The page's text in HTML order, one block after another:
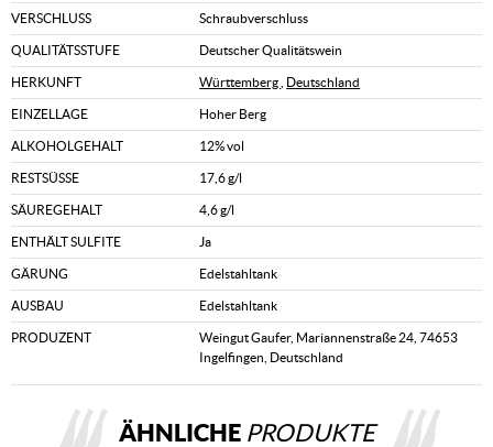
VERSCHLUSS Schraubverschluss
QUALITÄTSSTUFE Deutscher Qualitätswein
HERKUNFT Württemberg Deutschland
EINZELLAGE Hoher Berg
ALKOHOLGEHALT 12% vol
RESTSÜSSE 17,6 g/l
SÄUREGEHALT 4,6 g/l
ENTHÄLT SULFITE Ja
GÄRUNG Edelstahltank
AUSBAU Edelstahltank
PRODUZENT
Weingut Gaufer, Mariannenstraße 24, 74653
Ingelfingen, Deutschland
ÄHNLICHE PRODUKTE